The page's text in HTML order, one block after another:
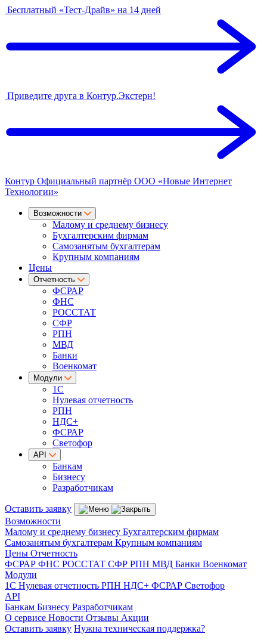
Бесплатный «Тест-Драйв» на 14 дней
Приведите друга в Контур.Экстерн!
Контур Официальный партнёр ООО «Новые Интернет
Технологии»
Возможности
Малому и среднему бизнесу
Бухгалтерским фирмам
Самозанятым бухгалтерам
Крупным компаниям
Цены
Отчетность
ФСРАР
ФНС
РОССТАТ
СФР
РПН
МВД
Банки
Военкомат
Модули
1С
Нулевая отчетность
РПН
НДС+
ФСРАР
Светофор
API
Банкам
Бизнесу
Разработчикам
Оставить заявку
Возможности
Малому и среднему бизнесу Бухгалтерским фирмам
Самозанятым бухгалтерам Крупным компаниям
Цены Отчетность
ФСРАР ФНС РОССТАТ СФР РПН МВД Банки Военкомат
Модули
1С Нулевая отчетность РПН НДС+ ФСРАР Светофор
API
Банкам Бизнесу Разработчикам
О сервисе Новости Отзывы Акции
Оставить заявку Нужна техническая поддержка?